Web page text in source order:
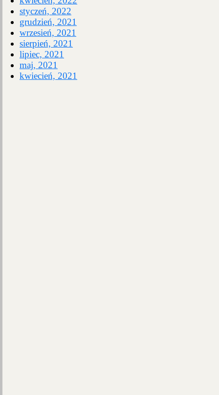
styczeń, 2022
grudzień, 2021
wrzesień, 2021
sierpień, 2021
lipiec, 2021
maj, 2021
kwiecień, 2021